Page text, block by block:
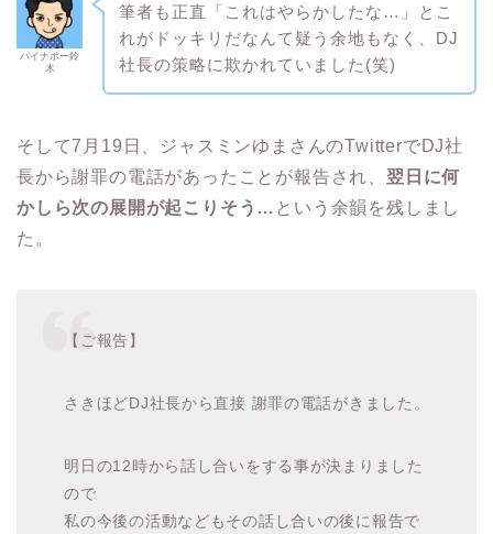
パイナポー鈴
木
筆者も正直「これはやらかしたな…」とこ
れがドッキリだなんて疑う余地もなく、DJ
社長の策略に欺かれていました(笑)
そして7月19日、ジャスミンゆまさんのTwitterでDJ社
長から謝罪の電話があったことが報告され、 翌日に何
かしら次の展開が起こりそう… という余韻を残しまし
た。
【ご報告】
さきほどDJ社長から直接 謝罪の電話がきました。
明日の12時から話し合いをする事が決まりました
ので
私の今後の活動などもその話し合いの後に報告で